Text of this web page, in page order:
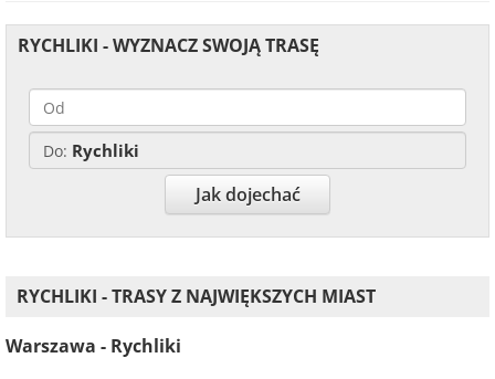
RYCHLIKI - WYZNACZ SWOJĄ TRASĘ
Do: Rychliki
Jak dojechać
RYCHLIKI - TRASY Z NAJWIĘKSZYCH MIAST
Warszawa - Rychliki